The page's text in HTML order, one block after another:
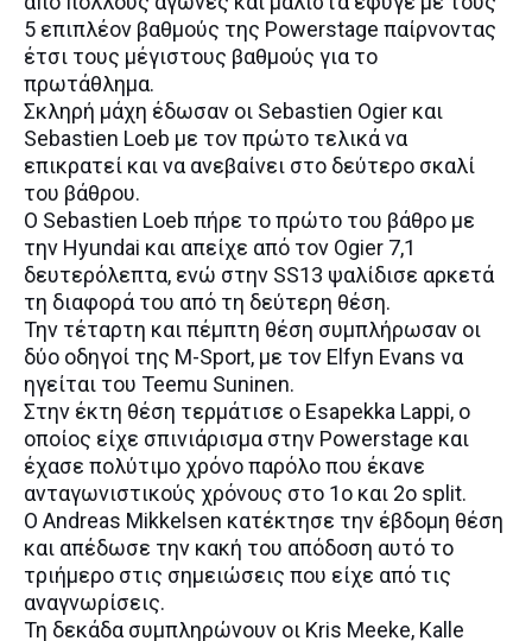
5 επιπλέον βαθμούς της Powerstage παίρνοντας
έτσι τους μέγιστους βαθμούς για το
πρωτάθλημα.
Σκληρή μάχη έδωσαν οι Sebastien Ogier και
Sebastien Loeb με τον πρώτο τελικά να
επικρατεί και να ανεβαίνει στο δεύτερο σκαλί
του βάθρου.
Ο Sebastien Loeb πήρε το πρώτο του βάθρο με
την Hyundai και απείχε από τον Ogier 7,1
δευτερόλεπτα, ενώ στην SS13 ψαλίδισε αρκετά
τη διαφορά του από τη δεύτερη θέση.
Την τέταρτη και πέμπτη θέση συμπλήρωσαν οι
δύο οδηγοί της M-Sport, με τον Elfyn Evans να
ηγείται του Teemu Suninen.
Στην έκτη θέση τερμάτισε ο Esapekka Lappi, ο
οποίος είχε σπινιάρισμα στην Powerstage και
έχασε πολύτιμο χρόνο παρόλο που έκανε
ανταγωνιστικούς χρόνους στο 1ο και 2ο split.
Ο Andreas Mikkelsen κατέκτησε την έβδομη θέση
και απέδωσε την κακή του απόδοση αυτό το
τριήμερο στις σημειώσεις που είχε από τις
αναγνωρίσεις.
Τη δεκάδα συμπληρώνουν οι Kris Meeke, Kalle